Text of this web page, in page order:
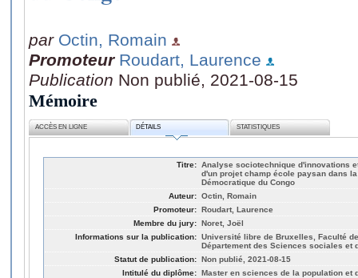
par Octin, Romain
Promoteur Roudart, Laurence
Publication Non publié, 2021-08-15
Mémoire
ACCÈS EN LIGNE DÉTAILS STATISTIQUES
Titre: Analyse sociotechnique d'innovations
d'un projet champ école paysan dans
Démocratique du Congo
Auteur: Octin, Romain
Promoteur: Roudart, Laurence
Membre du jury: Noret, Joël
Informations sur la publication: Université libre de Bruxelles, Faculté
Département des Sciences sociales et
Statut de publication: Non publié, 2021-08-15
Intitulé du diplôme: Master en sciences de la population et